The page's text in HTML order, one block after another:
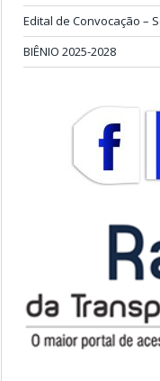
Edital de Convocação –
BIÊNIO 2025-2028